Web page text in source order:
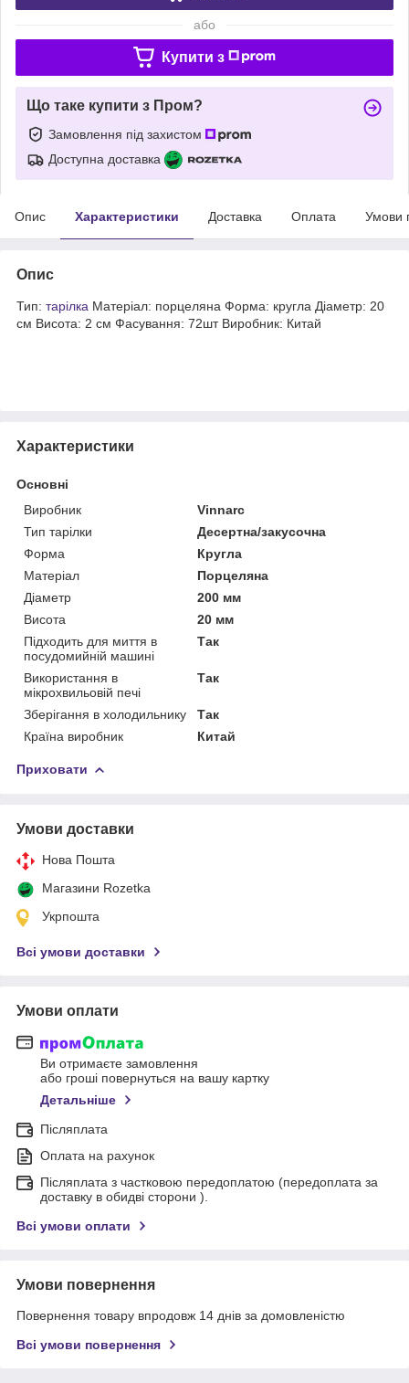
або
Купити з
Що таке купити з Пром?
Замовлення під захистом
Доступна доставка
Опис Характеристики Доставка Оплата Умови
Опис
Тип: тарілка Матеріал: порцеляна Форма: кругла Діаметр: 20
см Висота: 2 см Фасування: 72шт Виробник: Китай
Характеристики
Основні
Виробник
Vinnarc
Тип тарілки
Десертна/закусочна
Форма
Кругла
Матеріал
Порцеляна
Діаметр
200 мм
Висота
20 мм
Підходить для миття в
посудомийній машині
Так
Використання в
мікрохвильовій печі
Так
Зберігання в холодильнику
Так
Країна виробник
Китай
Приховати
Умови доставки
Нова Пошта
Магазини Rozetka
Укрпошта
Всі умови доставки
Умови оплати
Ви отримаєте замовлення
або гроші повернуться на вашу картку
Детальніше
Післяплата
Оплата на рахунок
Післяплата з частковою передоплатою (передоплата за
доставку в обидві сторони ).
Всі умови оплати
Умови повернення
Повернення товару впродовж 14 днів за домовленістю
Всі умови повернення